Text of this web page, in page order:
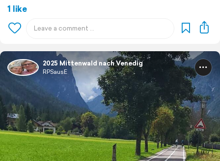
1 like
2025 Mittenwald nach Venedig
RPSausE